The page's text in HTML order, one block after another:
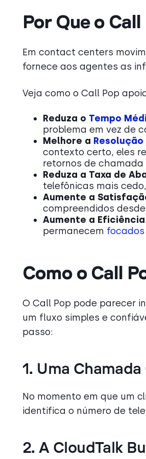
Por Que o
Em contact centers
fornece aos agentes as
Veja como o Call Pop
Reduza o Tempo
problema em vez de
Melhore a
contexto certo, eles
retornos de chamada
Reduza a Taxa de
telefônicas mais
Aumente a
compreendidos
Aumente a
permanecem
Como o Call
O Call Pop pode parecer
um fluxo simples e
passo:
1. Uma Chamada
No momento em que um
identifica o número de
2. A CloudTalk